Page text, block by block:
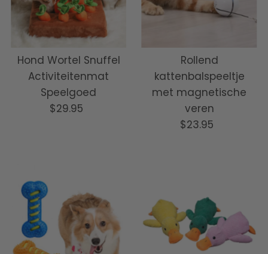
Hond Wortel Snuffel
Activiteitenmat
Speelgoed
Normale
$29.95
Rollend
kattenbalspeeltje
met magnetische
veren
Normale
$23.95